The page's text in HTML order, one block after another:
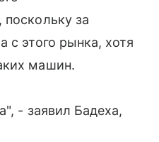
за
с этого рынка, хотя
машин.
- заявил Бадеха,